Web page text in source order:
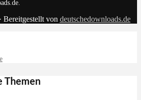
Bereitgestellt von deutschedownloads.de
Themen